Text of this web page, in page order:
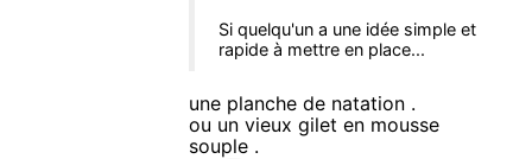
Si quelqu'un a une idée simple et
rapide à mettre en place...
une planche de natation .
ou un vieux gilet en mousse
souple .